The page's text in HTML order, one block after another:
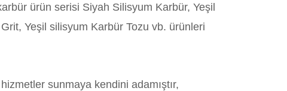
ürün serisi Siyah Silisyum Karbür, Yeşil
Yeşil silisyum Karbür Tozu vb. ürünleri
sunmaya kendini adamıştır,